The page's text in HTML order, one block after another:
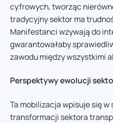
cyfrowych, tworząc
tradycyjny sektor ma
Manifestanci wzywają do
gwarantowałaby
zawodu między wszystkimi
Perspektywy ewolucji
Ta mobilizacja wpisuje się
transformacji sektora